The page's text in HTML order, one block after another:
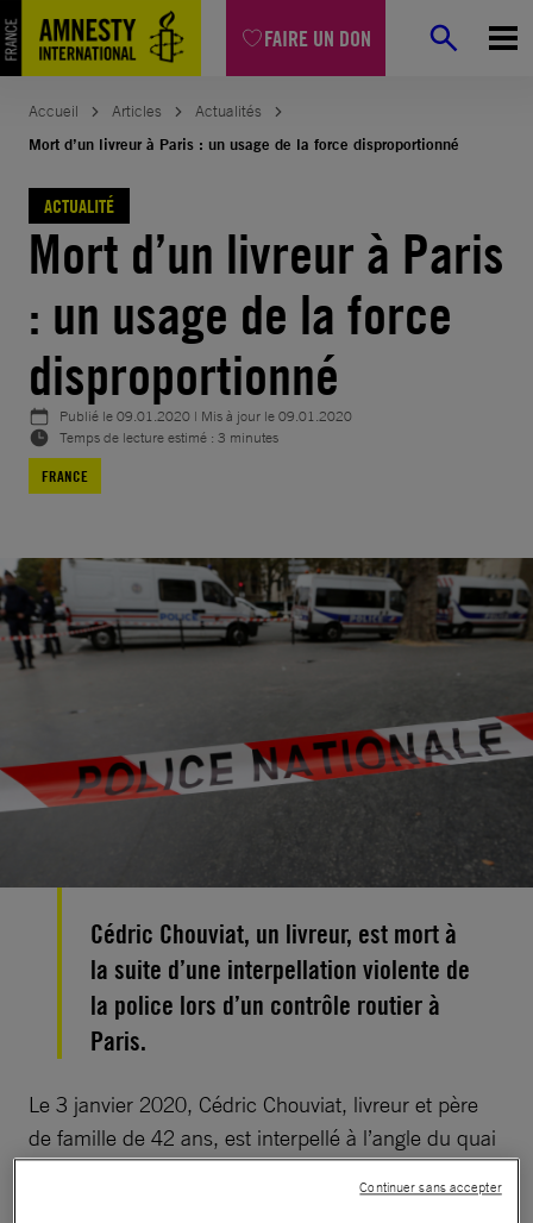
FAIRE UN DON
Aller
au
contenu
Accueil Articles
Actualités
Mort d’un livreur à Paris : un usage de la force disproportionné
ACTUALITÉ
Mort d’un livreur à Paris
: un usage de la force
disproportionné
Publié le09.01.2020 | Mis à jour le09.01.2020
Temps de lecture estimé : 3 minutes
FRANCE
Cédric Chouviat, un livreur, est mort à
la suite d’une interpellation violente de
la police lors d’un contrôle routier à
Paris.
Le 3 janvier 2020, Cédric Chouviat, livreur et père
de famille de 42 ans, est interpellé à l’angle du quai
images vidéo montrent qu’il subit alors un plaquage
Continuer sans accepter